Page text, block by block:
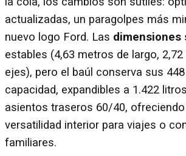
actualizadas, un paragolpes más
nuevo logo Ford. Las dimensiones
estables (4,63 metros de largo,
ejes), pero el baúl conserva sus
capacidad, expandibles a 1.422
asientos traseros 60/40, ofreciendo
versatilidad interior para viajes o
familiares.